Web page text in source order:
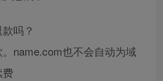
吗？
name.com也不会自动为域